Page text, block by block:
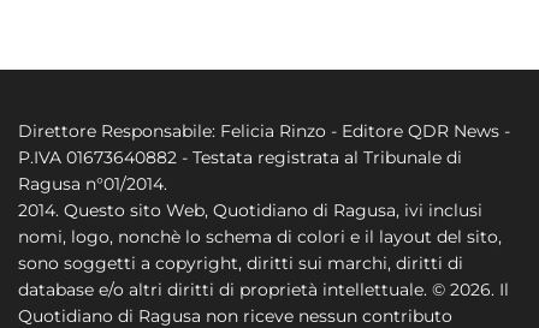
Direttore Responsabile: Felicia Rinzo - Editore QDR News -
P.IVA 01673640882 - Testata registrata al Tribunale di
Ragusa n°01/2014.
2014. Questo sito Web, Quotidiano di Ragusa, ivi inclusi
nomi, logo, nonchè lo schema di colori e il layout del sito,
sono soggetti a copyright, diritti sui marchi, diritti di
database e/o altri diritti di proprietà intellettuale. © 2026. Il
Quotidiano di Ragusa non riceve nessun contributo